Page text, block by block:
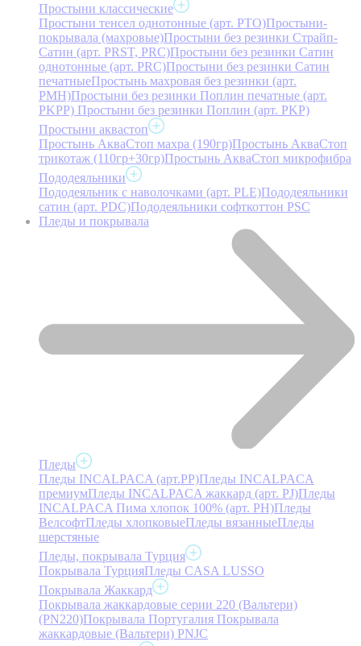
Простыни классические
Простыни тенсел однотонные (арт. PTO)Простыни-
покрывала (махровые)Простыни без резинки Страйп-
Сатин (арт. PRST, PRC)Простыни без резинки Сатин
однотонные (арт. PRC)Простыни без резинки Сатин
печатныеПростынь махровая без резинки (арт.
PMH)Простыни без резинки Поплин печатные (арт.
PKPP) Простыни без резинки Поплин (арт. PKP)
Простыни аквастоп
Простынь АкваСтоп махра (190гр)Простынь АкваСтоп
трикотаж (110гр+30гр)Простынь АкваСтоп микрофибра
Пододеяльники
Пододеяльник с наволочками (арт. PLE)Пододеяльники
сатин (арт. PDC)Пододеяльники софткоттон PSC
Пледы и покрывала
Пледы
Пледы INCALPACA (арт.PP)Пледы INCALPACA
премиумПледы INCALPACA жаккард (арт. PJ)Пледы
INCALPACA Пима хлопок 100% (арт. PH)Пледы
ВелсофтПледы хлопковыеПледы вязанныеПледы
шерстяные
Пледы, покрывала Турция
Покрывала ТурцияПледы CASA LUSSO
Покрывала Жаккард
Покрывала жаккардовые серии 220 (Вальтери)
(PN220)Покрывала Португалия Покрывала
жаккардовые (Вальтери) PNJC